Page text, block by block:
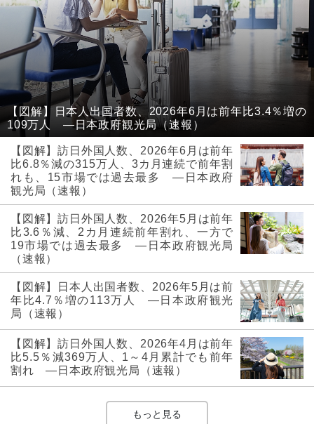
【図解】日本人出国者数、2026年6月は前年比3.4％増の
109万人 ―日本政府観光局（速報）
【図解】訪日外国人数、2026年6月は前年
比6.8％減の315万人、3カ月連続で前年割
れも、15市場では過去最多 ―日本政府
観光局（速報）
【図解】訪日外国人数、2026年5月は前年
比3.6％減、2カ月連続前年割れ、一方で
19市場では過去最多 ―日本政府観光局
（速報）
【図解】日本人出国者数、2026年5月は前
年比4.7％増の113万人 ―日本政府観光
局（速報）
【図解】訪日外国人数、2026年4月は前年
比5.5％減369万人、1～4月累計でも前年
割れ ―日本政府観光局（速報）
もっと見る